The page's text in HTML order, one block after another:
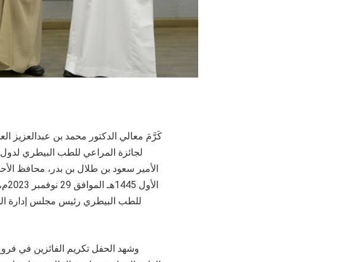
للطب البيطري رئيس مجلس إدارة
وشهد الحفل تكريم الفائزين في